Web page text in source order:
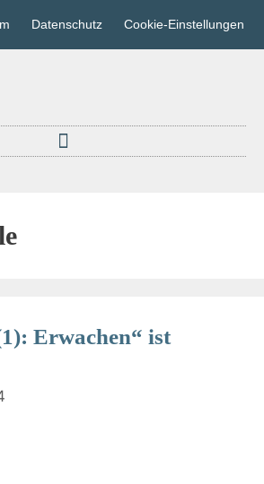
Datenschutz Cookie-Einstellungen
Erwachen“ ist